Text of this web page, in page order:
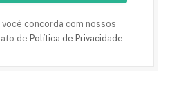
você concorda com nossos
de Política de Privacidade